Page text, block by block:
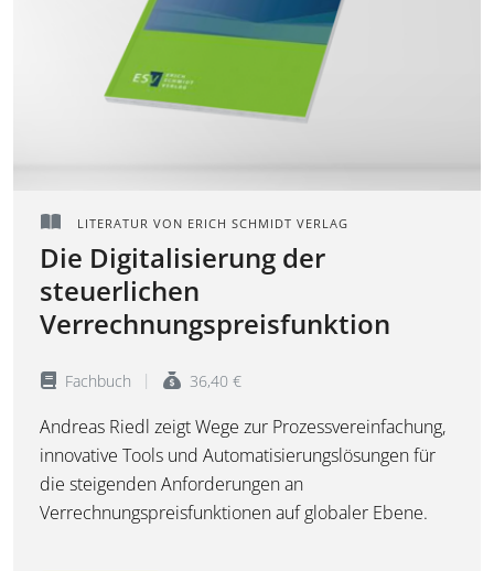
LITERATUR VON ERICH SCHMIDT VERLAG
Die Digitalisierung der
steuerlichen
Verrechnungspreisfunktion
Fachbuch 36,40 €
Andreas Riedl zeigt Wege zur Prozessvereinfachung,
innovative Tools und Automatisierungslösungen für
die steigenden Anforderungen an
Verrechnungspreisfunktionen auf globaler Ebene.